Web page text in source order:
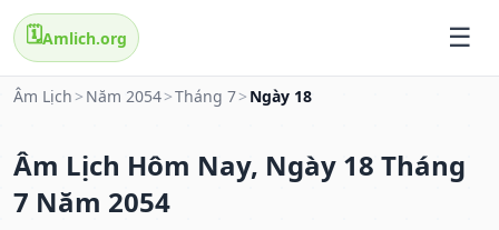
🗓️Amlich.org
Âm Lịch > Năm 2054>Tháng 7> Ngày 18
Âm Lịch Hôm Nay, Ngày 18 Tháng
7 Năm 2054